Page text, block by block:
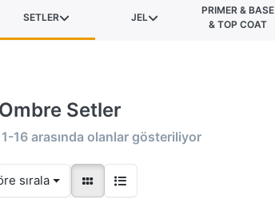
SETLER JEL
PRIMER & BASE
& TOP COAT
Setler
1-16 arasında olanlar gösteriliyor
sırala